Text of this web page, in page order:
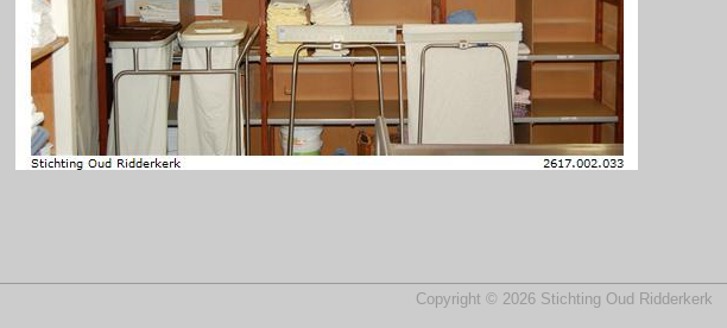
Copyright © 2026 Stichting Oud Ridderkerk